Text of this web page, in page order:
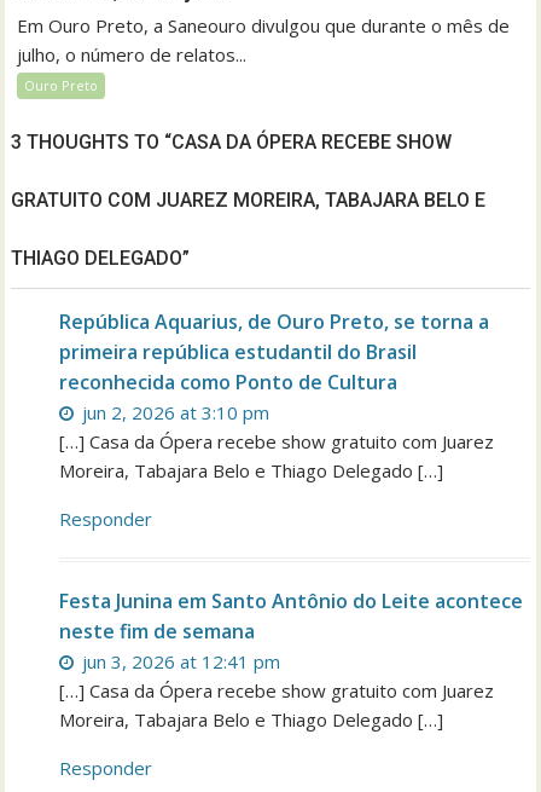
Em Ouro Preto, a Saneouro divulgou que durante o mês de
julho, o número de relatos...
Ouro Preto
3 THOUGHTS TO “CASA DA ÓPERA RECEBE SHOW
GRATUITO COM JUAREZ MOREIRA, TABAJARA BELO E
THIAGO DELEGADO”
República Aquarius, de Ouro Preto, se torna a
primeira república estudantil do Brasil
reconhecida como Ponto de Cultura
jun 2, 2026 at 3:10 pm
[…] Casa da Ópera recebe show gratuito com Juarez
Moreira, Tabajara Belo e Thiago Delegado […]
Responder
Festa Junina em Santo Antônio do Leite acontece
neste fim de semana
jun 3, 2026 at 12:41 pm
[…] Casa da Ópera recebe show gratuito com Juarez
Moreira, Tabajara Belo e Thiago Delegado […]
Responder